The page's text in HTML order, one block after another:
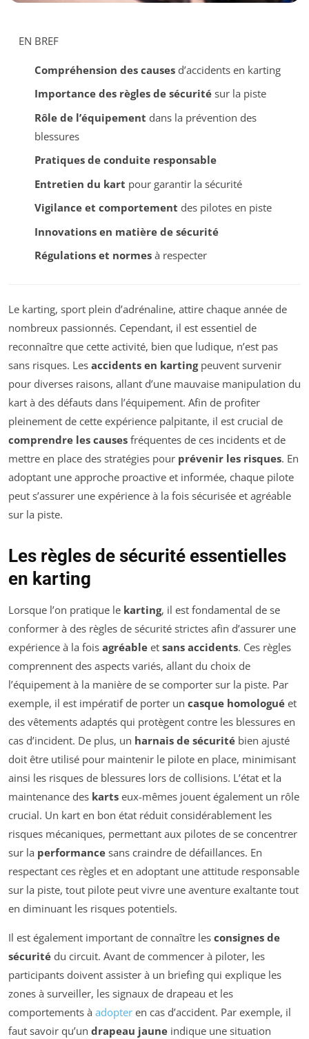
EN BREF
Compréhension des causesd’accidents en karting
Importance des règles de sécuritésur la piste
Rôle de l’équipement dans la prévention des
blessures
Pratiques de conduite responsable
Entretien du kart pour garantir la sécurité
Vigilance et comportement des pilotes en piste
Innovations en matière de sécurité
Régulations et normesà respecter
Le karting, sport plein d’adrénaline, attire chaque année de
nombreux passionnés. Cependant, il est essentiel de
reconnaître que cette activité, bien que ludique, n’est pas
sans risques. Les accidents en kartingpeuvent survenir
pour diverses raisons, allant d’une mauvaise manipulation du
kart à des défauts dans l’équipement. Afin de profiter
pleinement de cette expérience palpitante, il est crucial de
comprendre les causes fréquentes de ces incidents et de
mettre en place des stratégies pour prévenir les risques. En
adoptant une approche proactive et informée, chaque pilote
peut s’assurer une expérience à la fois sécurisée et agréable
sur la piste.
Les règles de sécurité essentielles
en karting
Lorsque l’on pratique le karting, il est fondamental de se
conformer à des règles de sécurité strictes afin d’assurer une
expérience à la fois agréable et sans accidents. Ces règles
comprennent des aspects variés, allant du choix de
l’équipement à la manière de se comporter sur la piste. Par
exemple, il est impératif de porter un casque homologué et
des vêtements adaptés qui protègent contre les blessures en
cas d’incident. De plus, un harnais de sécurité bien ajusté
doit être utilisé pour maintenir le pilote en place, minimisant
ainsi les risques de blessures lors de collisions. L’état et la
maintenance des karts eux-mêmes jouent également un rôle
crucial. Un kart en bon état réduit considérablement les
risques mécaniques, permettant aux pilotes de se concentrer
sur la performance sans craindre de défaillances. En
respectant ces règles et en adoptant une attitude responsable
sur la piste, tout pilote peut vivre une aventure exaltante tout
en diminuant les risques potentiels.
Il est également important de connaître les consignes de
sécurité du circuit. Avant de commencer à piloter, les
participants doivent assister à un briefing qui explique les
zones à surveiller, les signaux de drapeau et les
comportements à adopter en cas d’accident. Par exemple, il
faut savoir qu’un drapeau jaune indique une situation